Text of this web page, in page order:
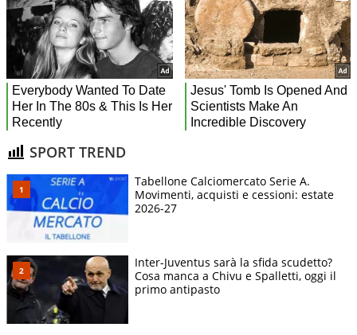
SPORT TREND
Tabellone Calciomercato Serie A.
Movimenti, acquisti e cessioni: estate
2026-27
Inter-Juventus sarà la sfida scudetto?
Cosa manca a Chivu e Spalletti, oggi il
primo antipasto